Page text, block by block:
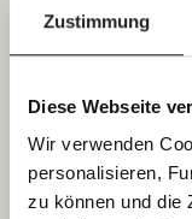
Zustimmung
Diese Webseite
Wir verwenden
personalisieren,
zu können und die
3 4
10 11
17 18